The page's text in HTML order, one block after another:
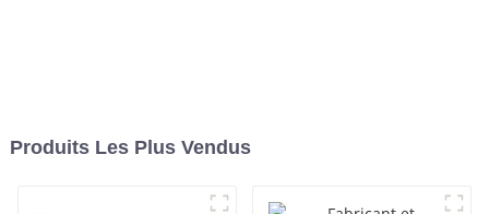
Produits Les Plus Vendus